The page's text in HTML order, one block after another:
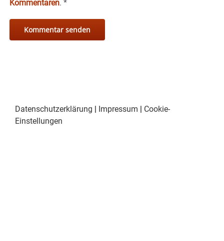
Kommentaren. *
Datenschutzerklärung Impressum
Cookie-
Einstellungen